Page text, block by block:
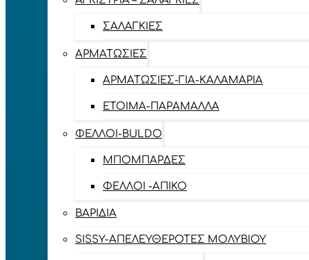
ΣΑΛΑΓΚΙΈΣ
ΑΡΜΑΤΩΣΙΈΣ
ΑΡΜΑΤΩΣΙΈΣ-ΓΙΑ-ΚΑΛΑΜΆΡΙΑ
ΈΤΟΙΜΑ-ΠΑΡΆΜΑΛΛΑ
ΦΕΛΛΟΊ-BULDO
ΜΠΟΜΠΆΡΔΕΣ
ΦΕΛΛΟΊ -ΑΠΊΚΟ
ΒΑΡΊΔΙΑ
SISSY-ΑΠΕΛΕΥΘΕΡΟΤΈΣ ΜΟΛΥΒΙΟΎ